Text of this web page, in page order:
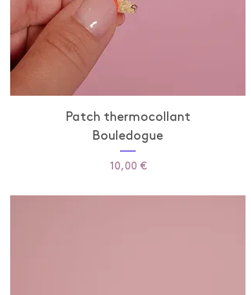
Patch thermocollant
Bouledogue
Prix
10,00 €